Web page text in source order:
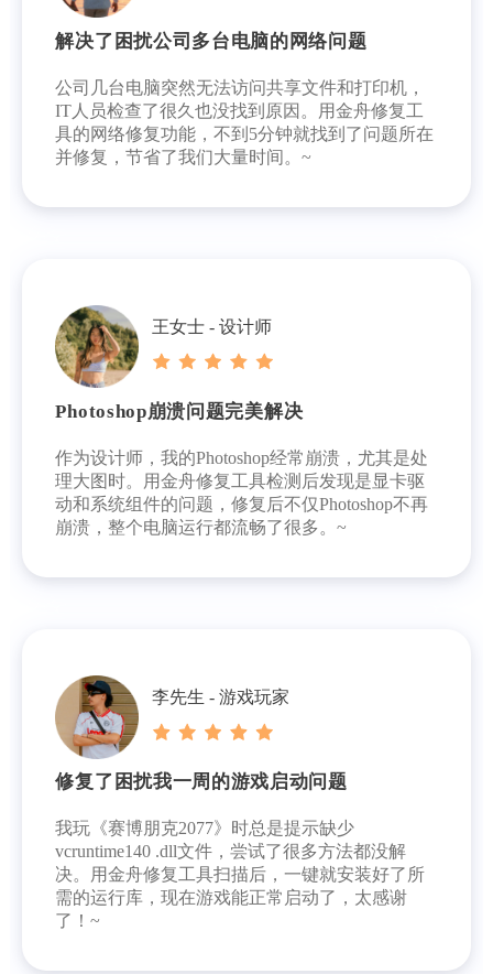
解决了困扰公司多台电脑的网络问题
公司几台电脑突然无法访问共享文件和打印机，
IT人员检查了很久也没找到原因。用金舟修复工
具的网络修复功能，不到5分钟就找到了问题所在
并修复，节省了我们大量时间。~
王女士 - 设计师
Photoshop崩溃问题完美解决
作为设计师，我的Photoshop经常崩溃，尤其是处
理大图时。用金舟修复工具检测后发现是显卡驱
动和系统组件的问题，修复后不仅Photoshop不再
崩溃，整个电脑运行都流畅了很多。~
李先生 - 游戏玩家
修复了困扰我一周的游戏启动问题
我玩《赛博朋克2077》时总是提示缺少
vcruntime140 .dll文件，尝试了很多方法都没解
决。用金舟修复工具扫描后，一键就安装好了所
需的运行库，现在游戏能正常启动了，太感谢
了！~